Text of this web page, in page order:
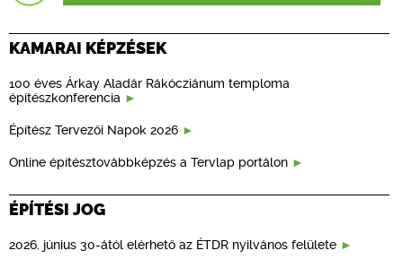
KAMARAI KÉPZÉSEK
100 éves Árkay Aladár Rákócziánum temploma
építészkonferencia
Építész Tervezői Napok 2026
Online építésztovábbképzés a Tervlap portálon
ÉPÍTÉSI JOG
2026. június 30-ától elérhető az ÉTDR nyilvános felülete